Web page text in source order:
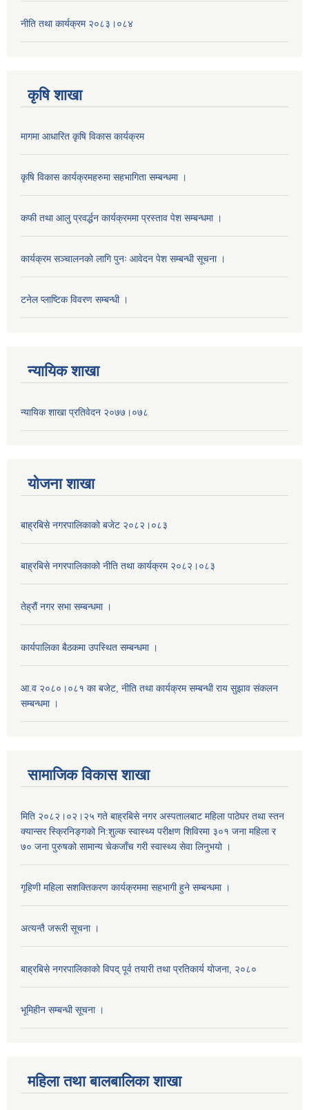
नीति तथा कार्यक्रम २०८३।०८४
कृषि शाखा
मागमा आधारित कृषि विकास कार्यक्रम
कृषि विकास कार्यक्रमहरुमा सहभागिता सम्बन्धमा ।
कफी तथा आलु प्रवर्द्धन कार्यक्रममा प्रस्ताव पेश सम्बन्धमा ।
कार्यक्रम सञ्चालनको लागि पुनः आवेदन पेश सम्बन्धी सूचना ।
टनेल प्लाष्टिक विवरण सम्बन्धी ।
न्यायिक शाखा
न्यायिक शाखा प्रतिवेदन २०७७।०७८
याेजना शाखा
बाह्रबिसे नगरपालिकाको बजेट २०८२।०८३
बाह्रबिसे नगरपालिकाको नीति तथा कार्यक्रम २०८२।०८३
तेह्रौं नगर सभा सम्बन्धमा ।
कार्यपालिका बैठकमा उपस्थित सम्बन्धमा ।
आ.व २०८०।०८१ का बजेट, नीति तथा कार्यक्रम सम्बन्धी राय सुझाव संकलन
सम्बन्धमा ।
सामाजिक विकास शाखा
मिति २०८२।०२।२५ गते बाह्रबिसे नगर अस्पतालबाट महिला पाठेघर तथा स्तन
क्यान्सर स्क्रिनिङ्गको नि:शुल्क स्वास्थ्य परीक्षण शिविरमा ३०१ जना महिला र
७० जना पुरुषको सामान्य चेकजाँच गरी स्वास्थ्य सेवा लिनुभयो ।
गृहिणी महिला सशक्तिकरण कार्यक्रममा सहभागी हुने सम्बन्धमा ।
अत्यन्तै जरूरी सूचना ।
बाह्रबिसे नगरपालिकाको विपद् पूर्व तयारी तथा प्रतिकार्य योजना, २०८०
भूमिहीन सम्बन्धी सूचना ।
महिला तथा बालबालिका शाखा